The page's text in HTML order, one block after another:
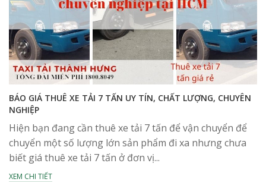
BÁO GIÁ THUÊ XE TẢI 7 TẤN UY TÍN, CHẤT LƯỢNG, CHUYÊN
NGHIỆP
Hiện bạn đang cần thuê xe tải 7 tấn để vận chuyển để
chuyển một số lượng lớn sản phẩm đi xa nhưng chưa
biết giá thuê xe tải 7 tấn ở đơn vị...
XEM CHI TIẾT